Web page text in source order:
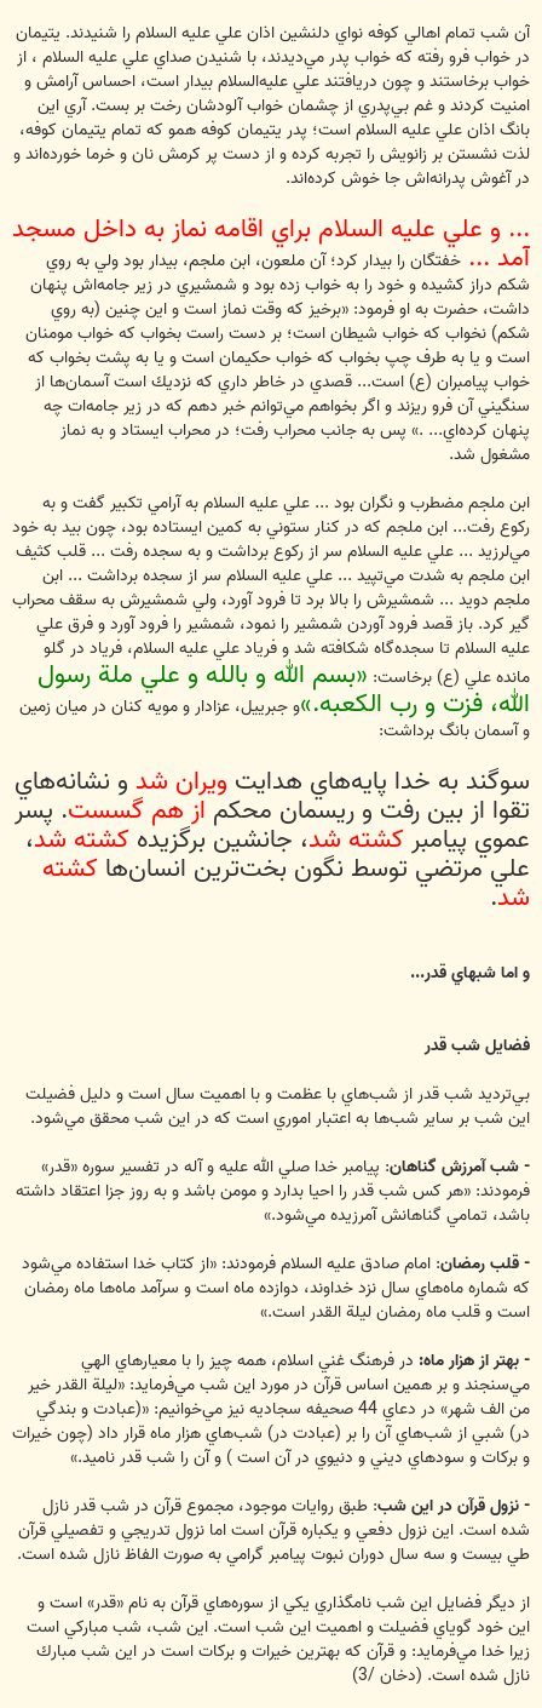
آن شب تمام اهالي كوفه نواي دلنشين اذان علي عليه السلام را شنيدند. يتيمان
در خواب فرو رفته كه خواب پدر مي‌ديدند، با شنيدن صداي علي عليه السلام ، از
خواب برخاستند و چون دريافتند علي عليه‌السلام بيدار است، احساس آرامش و
امنيت كردند و غم بي‌پدري از چشمان خواب آلودشان رخت بر بست. آري اين
بانگ اذان علي عليه السلام است؛ پدر يتيمان كوفه همو كه تمام يتيمان كوفه،
لذت نشستن بر زانويش را تجربه كرده و از دست پر كرمش نان و خرما خورده‌اند و
در آغوش پدرانه‌اش جا خوش كرده‌اند.
... و علي عليه السلام براي اقامه نماز به داخل مسجد
آمد ... خفتگان را بيدار كرد؛ آن ملعون، ابن ملجم، بيدار بود ولي به روي
شكم دراز كشيده و خود را به خواب زده بود و شمشيري در زير جامه‌اش پنهان
داشت، حضرت به او فرمود: «برخيز كه وقت نماز است و اين چنين (به روي
شكم) نخواب كه خواب شيطان است؛ بر دست راست بخواب كه خواب مومنان
است و يا به طرف چپ بخواب كه خواب حكيمان است و يا به پشت بخواب كه
خواب پيامبران (ع) است... قصدي در خاطر داري كه نزديك است آسمان‌ها از
سنگيني آن فرو ريزند و اگر بخواهم مي‌توانم خبر دهم كه در زير جامه‌ات چه
پنهان كرده‌اي... .» پس به جانب محراب رفت؛ در محراب ايستاد و به نماز
مشغول شد.
ابن ملجم مضطرب و نگران بود ... علي عليه السلام به آرامي تكبير گفت و به
ركوع رفت... ابن ملجم كه در كنار ستوني به كمين ايستاده بود، چون بيد به خود
مي‌لرزيد ... علي عليه السلام سر از ركوع برداشت و به سجده رفت ... قلب كثيف
ابن ملجم به شدت مي‌تپيد ... علي عليه السلام سر از سجده برداشت ... ابن
ملجم دويد ... شمشيرش را بالا برد تا فرود آورد، ولي شمشيرش به سقف محراب
گير كرد. باز قصد فرود آوردن شمشير را نمود، شمشير را فرود آورد و فرق علي
عليه السلام تا سجده‌گاه شكافته شد و فرياد علي عليه السلام، فرياد در گلو
مانده علي (ع) برخاست: «بسم الله و بالله و علي ملة رسول
الله، فزت و رب الكعبه.»و جبرييل، عزادار و مويه كنان در ميان زمين
و آسمان بانگ برداشت:
سوگند به خدا پايه‌هاي هدايت ويران شدو نشانه‌هاي
تقوا از بين رفت و ريسمان محكم از هم گسست. پسر
عموي پيامبركشته شد، جانشين برگزيده كشته شد،
علي مرتضي توسط نگون بخت‌ترين انسان‌ها كشته
شد.
و اما شبهاي قدر...
فضايل شب قدر
بي‌ترديد شب قدر از شب‌هاي با عظمت و با اهميت سال است و دليل فضيلت
اين شب بر ساير شب‌ها به اعتبار اموري است كه در اين شب محقق مي‌شود.
- شب آمرزش گناهان: پيامبر خدا صلي الله عليه و آله در تفسير سوره «قدر»
فرمودند: «هر كس شب قدر را احيا بدارد و مومن باشد و به روز جزا اعتقاد داشته
باشد، تمامي گناهانش آمرزيده مي‌شود.»
- قلب رمضان: امام صادق عليه السلام فرمودند: «از كتاب خدا استفاده مي‌شود
كه شماره ماه‌هاي سال نزد خداوند، دوازده ماه است و سرآمد ماه‌ها ماه رمضان
است و قلب ماه رمضان ليلة القدر است.»
- بهتر از هزار ماه:در فرهنگ غني اسلام، همه چيز را با معيارهاي الهي
مي‌سنجند و بر همين اساس قرآن در مورد اين شب مي‌فرمايد: «ليلة القدر خير
من الف شهر» در دعاي 44 صحيفه سجاديه نيز مي‌خوانيم: «(عبادت و بندگي
در) شبي از شب‌هاي آن را بر (عبادت در) شب‌هاي هزار ماه قرار داد (چون خيرات
و بركات و سودهاي ديني و دنيوي در آن است ) و آن را شب قدر ناميد.»
- نزول قرآن در اين شب: طبق روايات موجود، مجموع قرآن در شب قدر نازل
شده است. اين نزول دفعي و يكباره قرآن است اما نزول تدريجي و تفصيلي قرآن
طي بيست و سه سال دوران نبوت پيامبر گرامي به صورت الفاظ نازل شده است.
از ديگر فضايل اين شب نامگذاري يكي از سوره‌هاي قرآن به نام «قدر» است و
اين خود گوياي فضيلت و اهميت اين شب است. اين شب، شب مباركي است
زيرا خدا مي‌فرمايد: و قرآن كه بهترين خيرات و بركات است در اين شب مبارك
نازل شده است. (دخان /3)